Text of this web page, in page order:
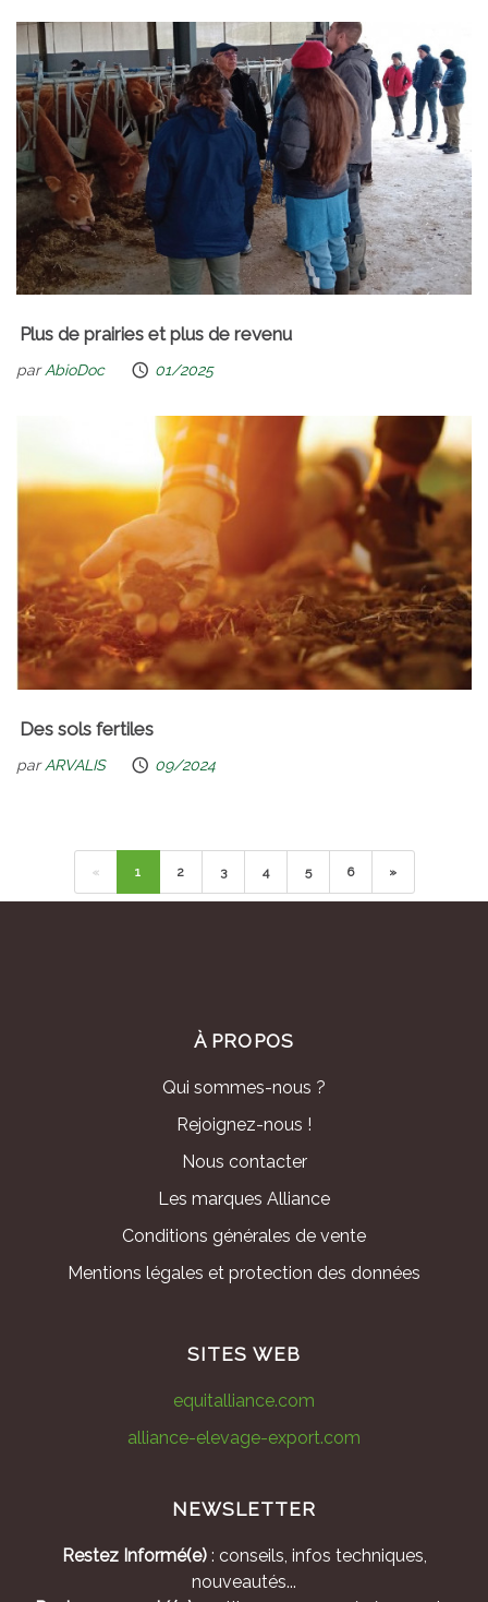
Plus de prairies et plus de revenu
parAbioDoc 01/2025
Des sols fertiles
parARVALIS 09/2024
« 1 2 3 4 5 6 »
À PROPOS
Qui sommes-nous ?
Rejoignez-nous !
Nous contacter
Les marques Alliance
Conditions générales de vente
Mentions légales et protection des données
SITES WEB
equitalliance.com
alliance-elevage-export.com
NEWSLETTER
Restez Informé(e): conseils, infos techniques,
nouveautés...